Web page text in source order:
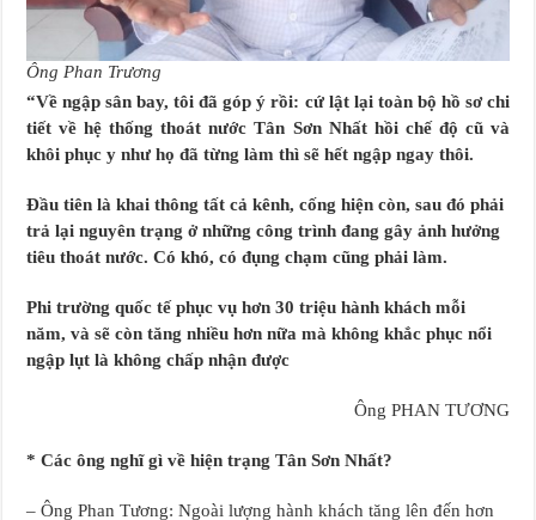
Ông Phan Trương
“Về ngập sân bay, tôi đã góp ý rồi: cứ lật lại toàn bộ hồ sơ chi
tiết về hệ thống thoát nước Tân Sơn Nhất hồi chế độ cũ và
khôi phục y như họ đã từng làm thì sẽ hết ngập ngay thôi.
Đầu tiên là khai thông tất cả kênh, cống hiện còn, sau đó phải
trả lại nguyên trạng ở những công trình đang gây ảnh hưởng
tiêu thoát nước. Có khó, có đụng chạm cũng phải làm.
Phi trường quốc tế phục vụ hơn 30 triệu hành khách mỗi
năm, và sẽ còn tăng nhiều hơn nữa mà không khắc phục nổi
ngập lụt là không chấp nhận được
Ông PHAN TƯƠNG
* Các ông nghĩ gì về hiện trạng Tân Sơn Nhất?
– Ông Phan Tương: Ngoài lượng hành khách tăng lên đến hơn